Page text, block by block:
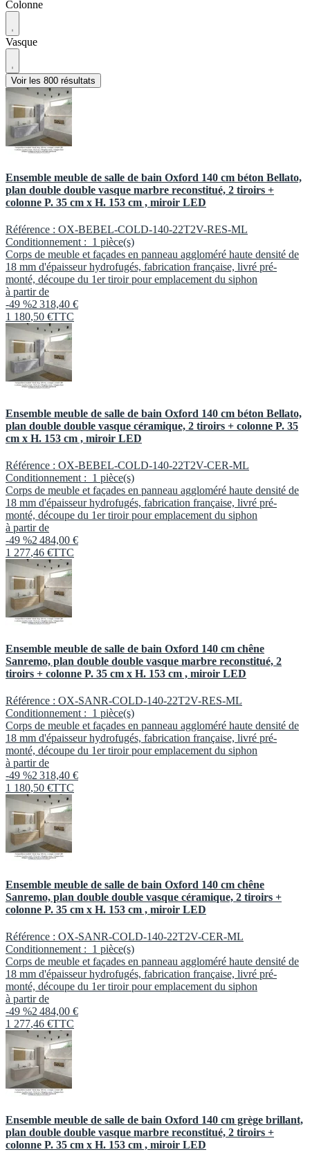
Colonne
Vasque
Voir les 800 résultats
Ensemble meuble de salle de bain Oxford 140 cm béton Bellato,
plan double double vasque marbre reconstitué, 2 tiroirs +
colonne P. 35 cm x H. 153 cm , miroir LED
Référence : OX-BEBEL-COLD-140-22T2V-RES-ML
Conditionnement : 1 pièce(s)
Corps de meuble et façades en panneau aggloméré haute densité de
18 mm d'épaisseur hydrofugés, fabrication française, livré pré-
monté, découpe du 1er tiroir pour emplacement du siphon
à partir de
-49 %2 318,40 €
1 180,50 €TTC
Ensemble meuble de salle de bain Oxford 140 cm béton Bellato,
plan double double vasque céramique, 2 tiroirs + colonne P. 35
cm x H. 153 cm , miroir LED
Référence : OX-BEBEL-COLD-140-22T2V-CER-ML
Conditionnement : 1 pièce(s)
Corps de meuble et façades en panneau aggloméré haute densité de
18 mm d'épaisseur hydrofugés, fabrication française, livré pré-
monté, découpe du 1er tiroir pour emplacement du siphon
à partir de
-49 %2 484,00 €
1 277,46 €TTC
Ensemble meuble de salle de bain Oxford 140 cm chêne
Sanremo, plan double double vasque marbre reconstitué, 2
tiroirs + colonne P. 35 cm x H. 153 cm , miroir LED
Référence : OX-SANR-COLD-140-22T2V-RES-ML
Conditionnement : 1 pièce(s)
Corps de meuble et façades en panneau aggloméré haute densité de
18 mm d'épaisseur hydrofugés, fabrication française, livré pré-
monté, découpe du 1er tiroir pour emplacement du siphon
à partir de
-49 %2 318,40 €
1 180,50 €TTC
Ensemble meuble de salle de bain Oxford 140 cm chêne
Sanremo, plan double double vasque céramique, 2 tiroirs +
colonne P. 35 cm x H. 153 cm , miroir LED
Référence : OX-SANR-COLD-140-22T2V-CER-ML
Conditionnement : 1 pièce(s)
Corps de meuble et façades en panneau aggloméré haute densité de
18 mm d'épaisseur hydrofugés, fabrication française, livré pré-
monté, découpe du 1er tiroir pour emplacement du siphon
à partir de
-49 %2 484,00 €
1 277,46 €TTC
Ensemble meuble de salle de bain Oxford 140 cm grège brillant,
plan double double vasque marbre reconstitué, 2 tiroirs +
colonne P. 35 cm x H. 153 cm , miroir LED